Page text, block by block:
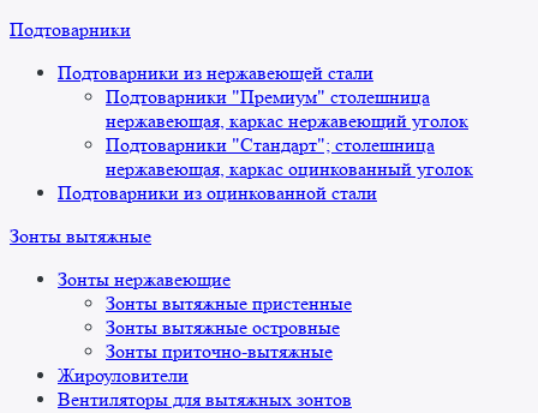
Подтоварники
Подтоварники из нержавеющей стали
Подтоварники "Премиум" столешница
нержавеющая, каркас нержавеющий уголок
Подтоварники "Стандарт"; столешница
нержавеющая, каркас оцинкованный уголок
Подтоварники из оцинкованной стали
Зонты вытяжные
Зонты нержавеющие
Зонты вытяжные пристенные
Зонты вытяжные островные
Зонты приточно-вытяжные
Жироуловители
Вентиляторы для вытяжных зонтов